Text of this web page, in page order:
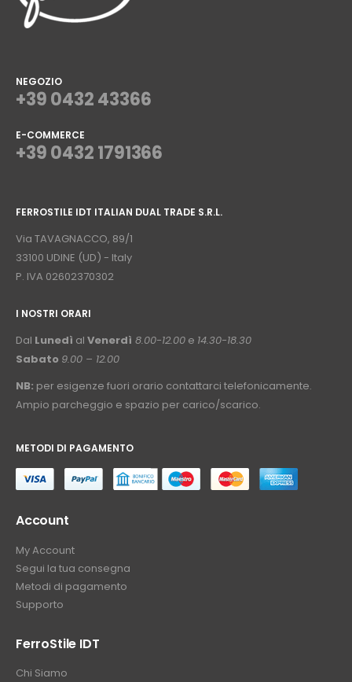
NEGOZIO
+39 0432 43366
E-COMMERCE
+39 0432 1791366
FERROSTILE IDT ITALIAN DUAL TRADE S.R.L.
Via TAVAGNACCO, 89/1
33100 UDINE (UD) - Italy
P. IVA 02602370302
I NOSTRI ORARI
Dal Lunedì al Venerdì 8.00-12.00 e 14.30-18.30
Sabato 9.00 – 12.00
NB: per esigenze fuori orario contattarci telefonicamente.
Ampio parcheggio e spazio per carico/scarico.
METODI DI PAGAMENTO
Account
My Account
Segui la tua consegna
Metodi di pagamento
Supporto
FerroStile IDT
Chi Siamo